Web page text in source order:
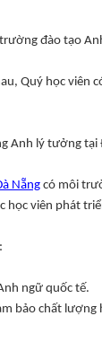
đào tạo
Quý học viên
Anh lý tưởng tại
Nẵngcó môi
học viên phát
ngữ quốc tế.
bảo chất lượng